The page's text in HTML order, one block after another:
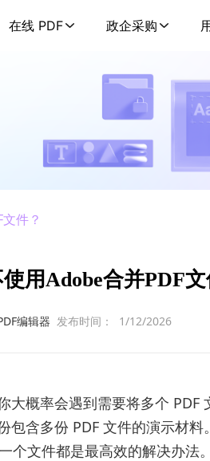
在线 PDF 政企采购
件？
用Adobe合并PDF文
编辑器 发布时间： 1/12/2026
大概率会遇到需要将多个 PDF
包含多份 PDF 文件的演示材
个文件都是最高效的解决办法。